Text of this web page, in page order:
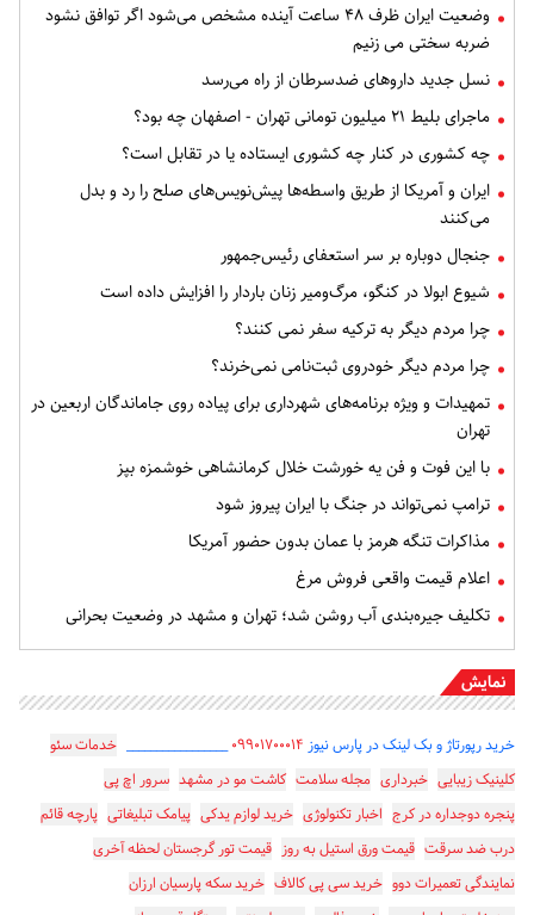
وضعیت ایران ظرف ۴۸ ساعت آینده مشخص می‌شود اگر توافق نشود
ضربه سختی می زنیم
نسل جدید داروهای ضدسرطان از راه می‌رسد
ماجرای بلیط ۲۱ میلیون تومانی تهران - اصفهان چه بود؟
چه کشوری در کنار چه کشوری ایستاده یا در تقابل است؟
ایران و آمریکا از طریق واسطه‌ها پیش‌نویس‌های صلح را رد و بدل
می‌کنند
جنجال دوباره بر سر استعفای رئیس‌جمهور
شیوع ابولا در کنگو، مرگ‌ومیر زنان باردار را افزایش داده است
چرا مردم دیگر به ترکیه سفر نمی کنند؟
چرا مردم دیگر خودروی ثبت‌نامی نمی‌خرند؟
تمهیدات و ویژه برنامه‌های شهرداری برای پیاده روی جاماندگان اربعین در
تهران
با این فوت و فن یه خورشت خلال کرمانشاهی خوشمزه بپز
ترامپ نمی‌تواند در جنگ با ایران پیروز شود
مذاکرات تنگه هرمز با عمان بدون حضور آمریکا
اعلام قیمت واقعی فروش مرغ
تکلیف جیره‌بندی آب روشن شد؛ تهران و مشهد در وضعیت بحرانی
نمایش
خرید رپورتاژ و بک لینک در پارس نیوز ۰۹۹۰۱۷۰۰۰۱۴
خدمات سئو
کلینیک زیبایی خبرداری مجله سلامت کاشت مو در مشهد سرور اچ پی
پنجره دوجداره در کرج اخبار تکنولوژی خرید لوازم یدکی پیامک تبلیغاتی پارچه قائم
درب ضد سرقت قیمت ورق استیل به روز قیمت تور گرجستان لحظه آخری
نمایندگی تعمیرات دوو خرید سی پی کالاف خرید سکه پارسیان ارزان